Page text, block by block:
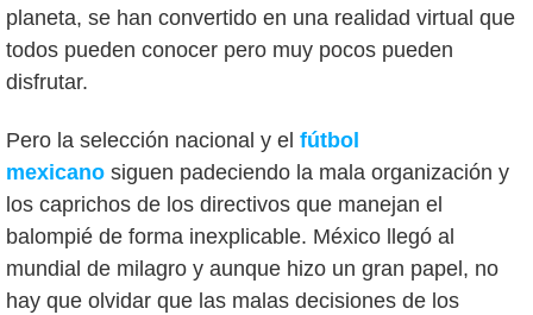
planeta, se han convertido en una realidad virtual que
todos pueden conocer pero muy pocos pueden
disfrutar.
Pero la selección nacional y el fútbol
mexicano siguen padeciendo la mala organización y
los caprichos de los directivos que manejan el
balompié de forma inexplicable. México llegó al
mundial de milagro y aunque hizo un gran papel, no
hay que olvidar que las malas decisiones de los